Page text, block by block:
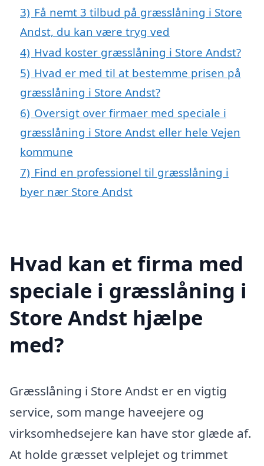
3) Få nemt 3 tilbud på græsslåning i Store
Andst, du kan være tryg ved
4) Hvad koster græsslåning i Store Andst?
5) Hvad er med til at bestemme prisen på
græsslåning i Store Andst?
6) Oversigt over firmaer med speciale i
græsslåning i Store Andst eller hele Vejen
kommune
7) Find en professionel til græsslåning i
byer nær Store Andst
Hvad kan et firma med
speciale i græsslåning i
Store Andst hjælpe
med?
Græsslåning i Store Andst er en vigtig
service, som mange haveejere og
virksomhedsejere kan have stor glæde af.
At holde græsset velplejet og trimmet